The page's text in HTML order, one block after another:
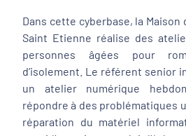
Dans cette cyberbase, la
Saint Etienne réalise des
personnes âgées pour
d’isolement. Le référent senior
un atelier numérique
répondre à des problématiques
réparation du matériel